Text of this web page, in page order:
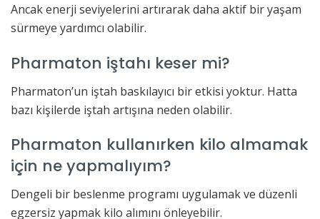
Ancak enerji seviyelerini artırarak daha aktif bir yaşam
sürmeye yardımcı olabilir.
Pharmaton iştahı keser mi?
Pharmaton’un iştah baskılayıcı bir etkisi yoktur. Hatta
bazı kişilerde iştah artışına neden olabilir.
Pharmaton kullanırken kilo almamak
için ne yapmalıyım?
Dengeli bir beslenme programı uygulamak ve düzenli
egzersiz yapmak kilo alımını önleyebilir.